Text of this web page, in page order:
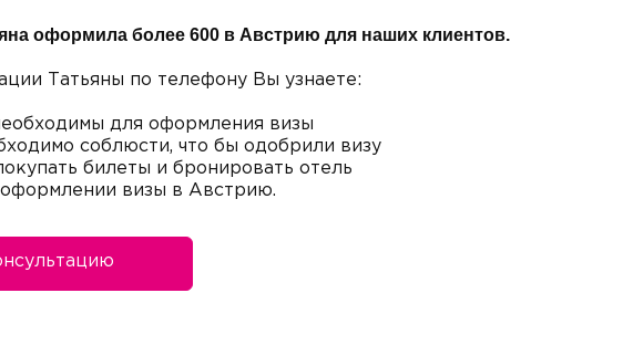
оформила более 600 в Австрию для наших клиентов.
Татьяны по телефону Вы узнаете:
для оформления визы
соблюсти, что бы одобрили визу
билеты и бронировать отель
оформлении визы в Австрию.